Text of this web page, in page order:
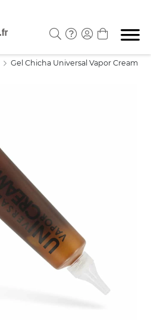
Gel Chicha Universal Vapor Cream